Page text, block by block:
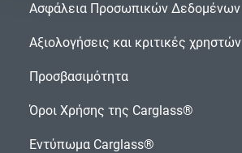
Ασφάλεια Προσωπικών Δεδομένων
Αξιολογήσεις και κριτικές χρηστών
Προσβασιμότητα
Όροι Χρήσης της Carglass®
Εντύπωμα Carglass®